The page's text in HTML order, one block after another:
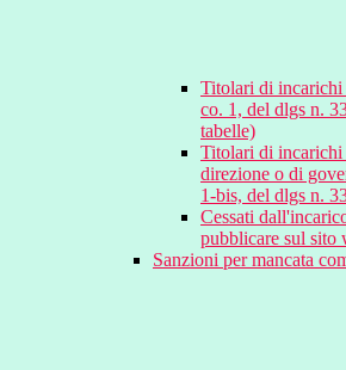
Titolari di
co. 1, del dlgs n.
tabelle)
Titolari di incarichi
direzione o di
1-bis, del dlgs n.
Cessati
pubblicare sul sito
Sanzioni per mancata